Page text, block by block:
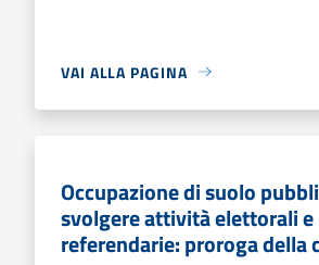
VAI ALLA PAGINA
Occupazione di suolo
svolgere attività elettorali e
referendarie: proroga della